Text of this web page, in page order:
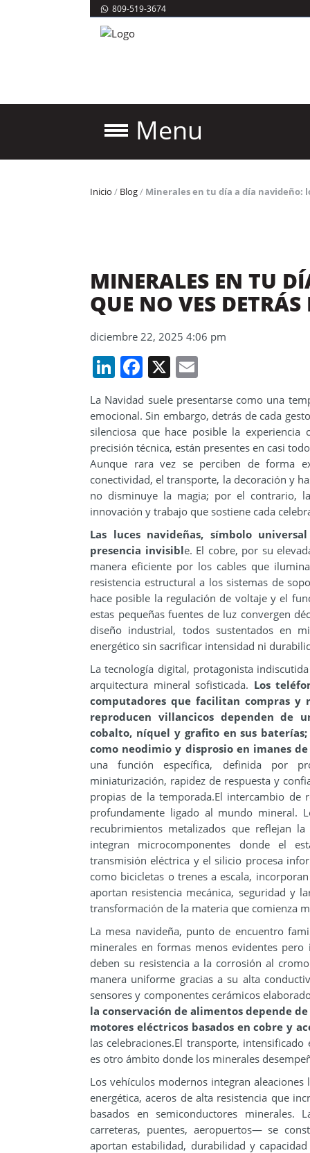
809-519-3674
Menu
Inicio / Blog/ Minerales en tu día a día navideño:
MINERALES EN TU
QUE NO VES
diciembre 22, 2025 4:06 pm
LinkedIn
Facebook
X
La Navidad suele presentarse como una
emocional. Sin embargo, detrás de cada
silenciosa que hace posible la
precisión técnica, están presentes en casi
Aunque rara vez se perciben de forma
conectividad, el transporte, la decoración y
no disminuye la magia; por el contrario,
innovación y trabajo que sostiene cada
Las luces navideñas, símbolo
presencia invisible. El cobre, por su
manera eficiente por los cables que
resistencia estructural a los sistemas de
hace posible la regulación de voltaje y el
estas pequeñas fuentes de luz convergen
diseño industrial, todos sustentados en
energético sin sacrificar intensidad ni
La tecnología digital, protagonista
arquitectura mineral sofisticada. Los
computadores que facilitan compras y
reproducen villancicos dependen de
cobalto, níquel y grafito en sus
como neodimio y disprosio en imanes
una función específica, definida por
miniaturización, rapidez de respuesta y
propias de la temporada.El intercambio de
profundamente ligado al mundo mineral.
recubrimientos metalizados que reflejan
integran microcomponentes donde el
transmisión eléctrica y el silicio procesa
como bicicletas o trenes a escala,
aportan resistencia mecánica, seguridad y
transformación de la materia que comienza
La mesa navideña, punto de encuentro
minerales en formas menos evidentes
deben su resistencia a la corrosión al
manera uniforme gracias a su alta
sensores y componentes cerámicos
la conservación de alimentos depende
motores eléctricos basados en cobre y
las celebraciones.El transporte,
es otro ámbito donde los minerales
Los vehículos modernos integran
energética, aceros de alta resistencia que
basados en semiconductores
carreteras, puentes, aeropuertos— se
aportan estabilidad, durabilidad y